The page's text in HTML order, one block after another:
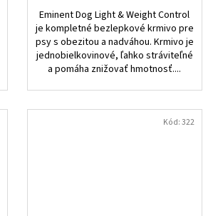
Eminent Dog Light & Weight Control
je kompletné bezlepkové krmivo pre
psy s obezitou a nadváhou. Krmivo je
jednobielkovinové, ľahko stráviteľné
a pomáha znižovať hmotnosť....
Kód:322